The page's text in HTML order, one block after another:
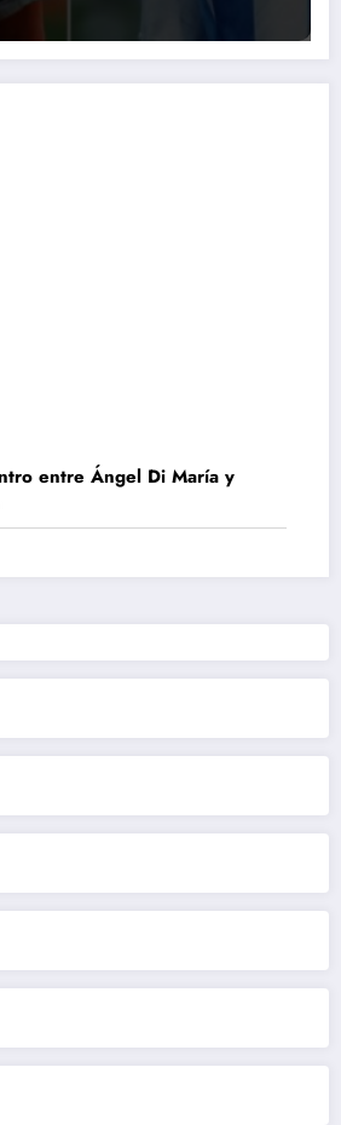
entre Ángel Di María y